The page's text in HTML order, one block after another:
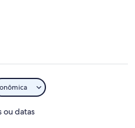
ou datas